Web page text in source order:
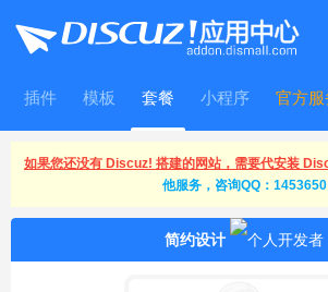
插件 模板 套餐 小程序 官方服
WitFrame
如果您还没有 Discuz! 搭建的网站，需要代安装
他服务，咨询QQ：1453650
简约设计